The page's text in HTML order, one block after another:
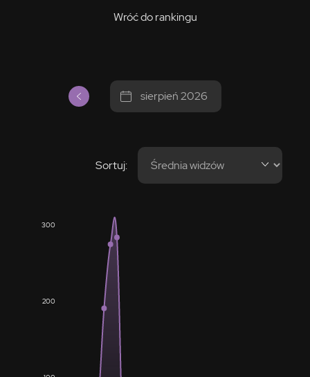
Wróć do rankingu
sierpień 2026
Sortuj:
200
300